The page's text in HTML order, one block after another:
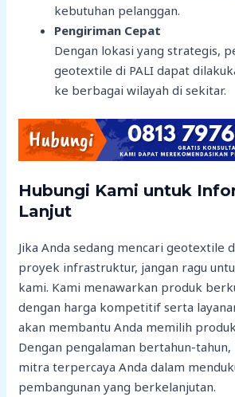
kebutuhan pelanggan.
Pengiriman Cepat
Dengan lokasi yang strategis,
geotextile di PALI dapat
ke berbagai wilayah di sekitar.
Hubungi Kami untuk
Lanjut
Jika Anda sedang mencari geotextile
proyek infrastruktur, jangan ragu
kami. Kami menawarkan produk
dengan harga kompetitif serta
akan membantu Anda memilih
Dengan pengalaman bertahun-
mitra terpercaya Anda dalam
pembangunan yang berkelanjutan.